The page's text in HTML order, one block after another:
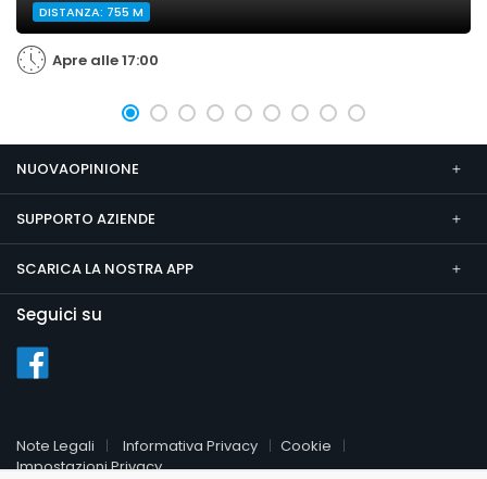
DISTANZA: 755 M
Apre alle 17:00
NUOVAOPINIONE
SUPPORTO AZIENDE
SCARICA LA NOSTRA APP
Seguici su
Note Legali Informativa Privacy
Cookie
Impostazioni Privacy